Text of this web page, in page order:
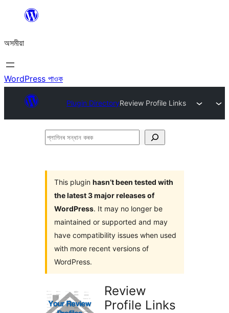
বিষয়বস্তুলৈ
যাওক
অসমীয়া
WordPress পাওক
Plugin DirectoryReview Profile Links
প্লাগিনৰ
This plugin hasn’t been tested with
the latest 3 major releases of
WordPress. It may no longer be
maintained or supported and may
have compatibility issues when used
with more recent versions of
WordPress.
Review
Profile Links